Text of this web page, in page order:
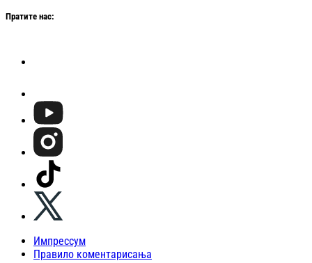
Пратите нас:
Импрессум
Правило коментарисања